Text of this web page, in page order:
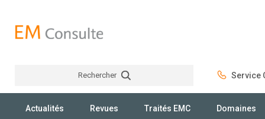
Rechercher Service
Actualités Revues Traités EMC Domaines